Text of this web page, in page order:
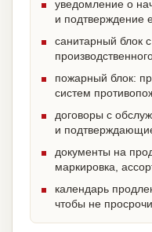
уведомление о
и подтверждение
санитарный блок
пожарный блок:
систем
договоры с
и
документы на
маркировка,
календарь
чтобы не